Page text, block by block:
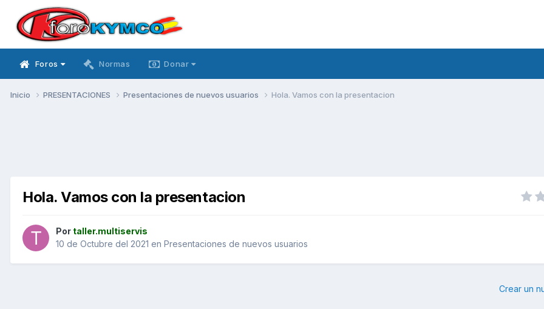
Foros Normas Donar
Inicio PRESENTACIONES Presentaciones de nuevos usuarios Hola. Vamos con la presentacion
Hola. Vamos con la presentacion
Por taller.multiservis
10 de Octubre del 2021 en Presentaciones de nuevos usuarios
Crear un